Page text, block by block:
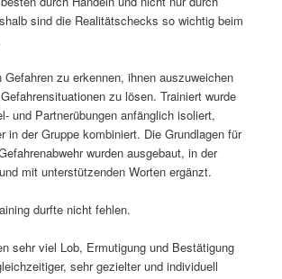
sind die Realitätschecks so wichtig beim
Gefahren zu erkennen, ihnen auszuweichen
zu lösen. Trainiert wurde
und Partnerübungen anfänglich isoliert,
in der Gruppe kombiniert. Die Grundlagen für
wurden ausgebaut, in der
mit unterstützenden Worten ergänzt.
durfte nicht fehlen.
sehr viel Lob, Ermutigung und Bestätigung
sehr gezielter und individuell